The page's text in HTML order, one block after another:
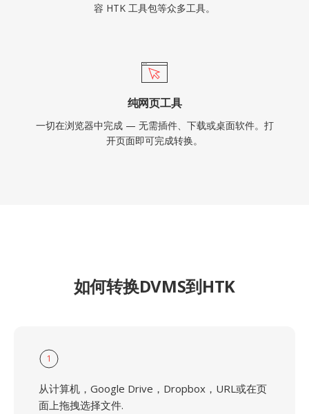
容 HTK 工具包等众多工具。
纯网页工具
一切在浏览器中完成 — 无需插件、下载或桌面软件。打
开页面即可完成转换。
如何转换DVMS到HTK
1
从计算机，Google Drive，Dropbox，URL或在页
面上拖拽选择文件.